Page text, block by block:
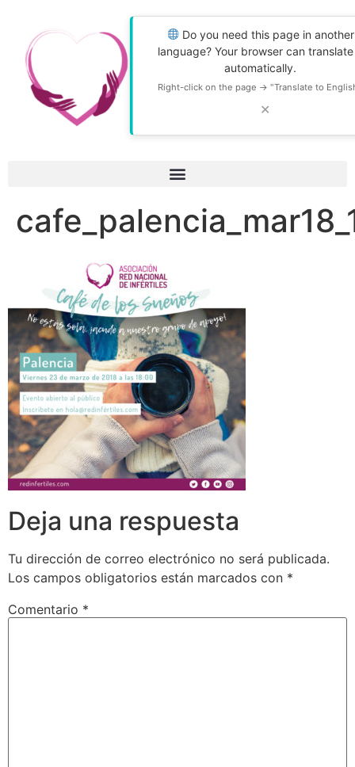
Do you need this page in another
language? Your browser can
automatically.
Right-click on the page → "Translate to
✕
Deja una respuesta
Tu dirección de correo electrónico no será publicada.
Los campos obligatorios están marcados con *
Comentario *